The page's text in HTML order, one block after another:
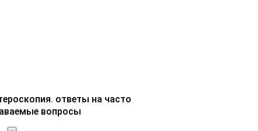
ответы на часто
вопросы